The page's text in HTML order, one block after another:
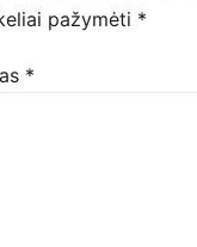
pažymėti *
*